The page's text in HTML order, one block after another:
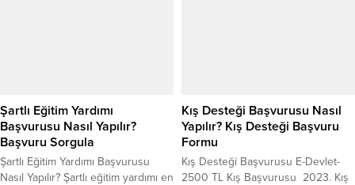
Erzak kolisi, market kartı ve nakit
yardım detayları neler? Gıda
Yardımı...
Çalışma...
Şartlı Eğitim Yardımı
Başvurusu Nasıl Yapılır?
Başvuru Sorgula
Şartlı Eğitim Yardımı Başvurusu
Nasıl Yapılır? Şartlı eğitim yardımı en
Kış Desteği Başvurusu Nasıl
Yapılır? Kış Desteği Başvuru
Formu
Kış Desteği Başvurusu E-Devlet-
2500 TL Kış Başvurusu 2023. Kış